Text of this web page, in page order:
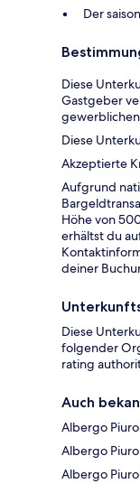
Der
Diese
Gastgeber
Diese
Akzeptierte
Aufgrund
Höhe von
erhältst du
deiner
Diese
folgender
rating
Auch
Albergo
Albergo
Albergo